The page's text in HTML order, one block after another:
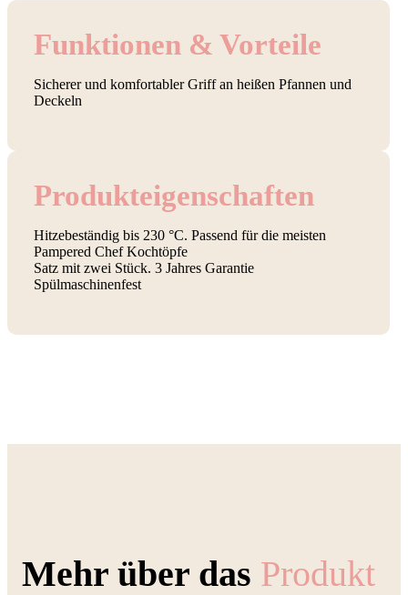
Funktionen & Vorteile
Sicherer und komfortabler Griff an heißen Pfannen und
Deckeln
Produkt­eigenschaften
Hitzebeständig bis 230 °C. Passend für die meisten
Pampered Chef Kochtöpfe
Satz mit zwei Stück. 3 Jahres Garantie
Spülmaschinenfest
Mehr über das Produkt